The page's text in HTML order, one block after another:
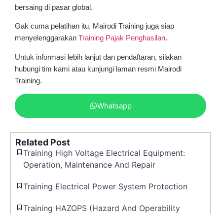
bersaing di pasar global.
Gak cuma pelatihan itu, Mairodi Training juga siap
menyelenggarakan Training Pajak Penghasilan.
Untuk informasi lebih lanjut dan pendaftaran, silakan
hubungi tim kami atau kunjungi laman resmi Mairodi
Training.
Whatsapp
Related Post
Training High Voltage Electrical Equipment:
Operation, Maintenance And Repair
Training Electrical Power System Protection
Training HAZOPS (Hazard And Operability